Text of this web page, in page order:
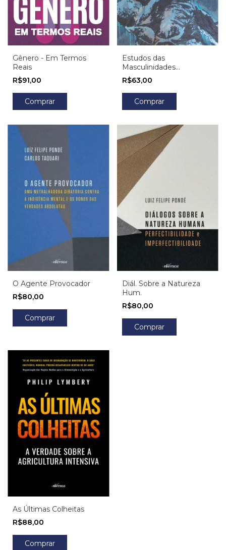
Gênero - Em Termos
Reais
R$91,00
Estudos das
Masculinidades...
R$63,00
O Agente Provocador
R$80,00
Diál. Sobre a Natureza
Hum.
R$80,00
As Últimas Colheitas
R$88,00